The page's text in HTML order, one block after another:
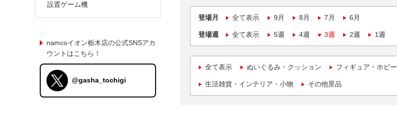
登場月 全て表示 9月 8月 7月 6月
登場週 全て表示 5週 4週 3週 2週 1週
全て表示 ぬいぐるみ・クッション フィギュア・ホビー
生活雑貨・インテリア・小物 その他景品
設置ゲーム機
namcoイオン栃木店の公式SNSアカ
ウントはこちら！
@gasha_tochigi